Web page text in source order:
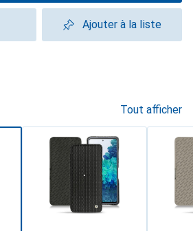
Ajouter à la liste
Tout afficher